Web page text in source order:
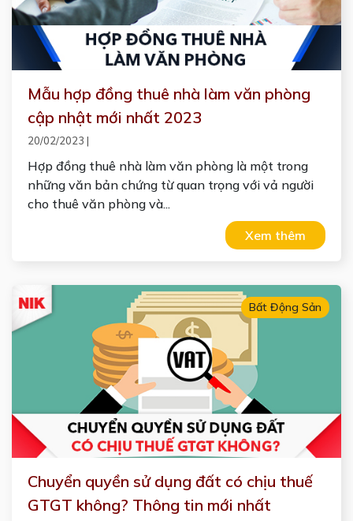
Mẫu hợp đồng thuê nhà làm văn phòng
cập nhật mới nhất 2023
20/02/2023 |
Hợp đồng thuê nhà làm văn phòng là một trong
những văn bản chứng từ quan trọng với vả người
cho thuê văn phòng và...
Xem thêm
Bất Động Sản
Chuyển quyền sử dụng đất có chịu thuế
GTGT không? Thông tin mới nhất